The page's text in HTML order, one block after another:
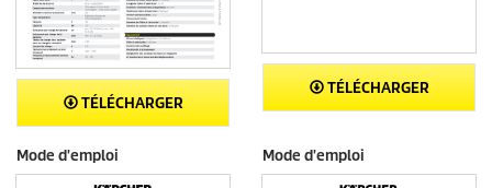
TÉLÉCHARGER
TÉLÉCHARGER
Mode d'emploi Mode d'emploi